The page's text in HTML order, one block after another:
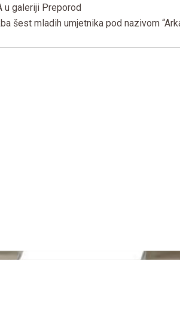
u galeriji Preporod
šest mladih umjetnika pod nazivom